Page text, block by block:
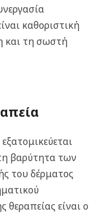
καθοριστική
και τη σωστή
βαρύτητα των
του δέρματος
είναι ο